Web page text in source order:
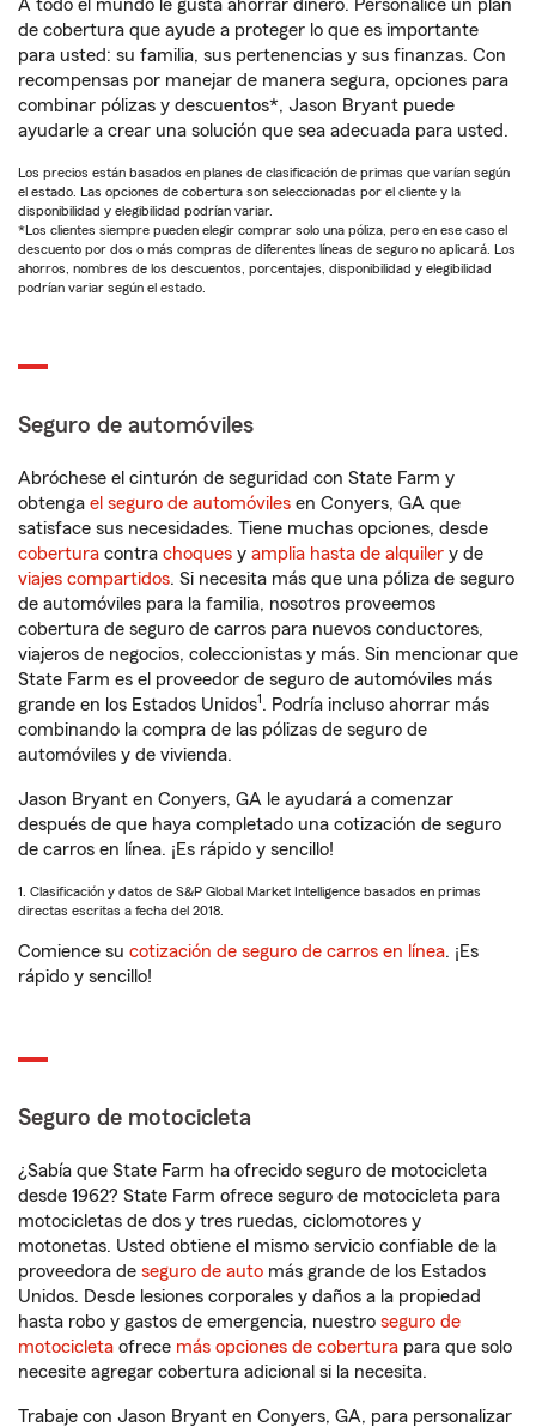
A todo el mundo le gusta ahorrar dinero. Personalice un plan
de cobertura que ayude a proteger lo que es importante
para usted: su familia, sus pertenencias y sus finanzas. Con
recompensas por manejar de manera segura, opciones para
combinar pólizas y descuentos*, Jason Bryant puede
ayudarle a crear una solución que sea adecuada para usted.
Los precios están basados en planes de clasificación de primas que varían según
el estado. Las opciones de cobertura son seleccionadas por el cliente y la
disponibilidad y elegibilidad podrían variar.
*Los clientes siempre pueden elegir comprar solo una póliza, pero en ese caso el
descuento por dos o más compras de diferentes líneas de seguro no aplicará. Los
ahorros, nombres de los descuentos, porcentajes, disponibilidad y elegibilidad
podrían variar según el estado.
Seguro de automóviles
Abróchese el cinturón de seguridad con State Farm y
obtenga el seguro de automóviles en Conyers, GA que
satisface sus necesidades. Tiene muchas opciones, desde
cobertura contra choques y amplia hasta de alquiler y de
viajes compartidos. Si necesita más que una póliza de seguro
de automóviles para la familia, nosotros proveemos
cobertura de seguro de carros para nuevos conductores,
viajeros de negocios, coleccionistas y más. Sin mencionar que
State Farm es el proveedor de seguro de automóviles más
grande en los Estados Unidos1. Podría incluso ahorrar más
combinando la compra de las pólizas de seguro de
automóviles y de vivienda.
Jason Bryant en Conyers, GA le ayudará a comenzar
después de que haya completado una cotización de seguro
de carros en línea. ¡Es rápido y sencillo!
1. Clasificación y datos de S&P Global Market Intelligence basados en primas
directas escritas a fecha del 2018.
Comience su cotización de seguro de carros en línea. ¡Es
rápido y sencillo!
Seguro de motocicleta
¿Sabía que State Farm ha ofrecido seguro de motocicleta
desde 1962? State Farm ofrece seguro de motocicleta para
motocicletas de dos y tres ruedas, ciclomotores y
motonetas. Usted obtiene el mismo servicio confiable de la
proveedora de seguro de auto más grande de los Estados
Unidos. Desde lesiones corporales y daños a la propiedad
hasta robo y gastos de emergencia, nuestro seguro de
motocicleta ofrece más opciones de cobertura para que solo
necesite agregar cobertura adicional si la necesita.
Trabaje con Jason Bryant en Conyers, GA, para personalizar